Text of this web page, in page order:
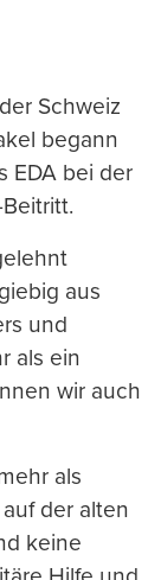
Schweiz
begann
EDA bei der
aus
und
als ein
wir auch
als
der alten
keine